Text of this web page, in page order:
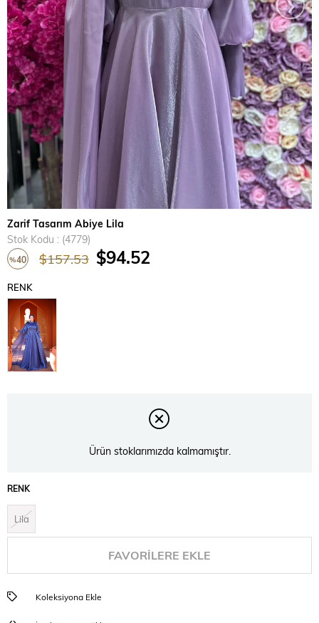
Zarif Tasarım Abiye Lila
Stok Kodu
(4779)
%40 $157.53 $94.52
RENK
Ürün stoklarımızda kalmamıştır.
RENK
Lila
FAVORILERE EKLE
Koleksiyona Ekle